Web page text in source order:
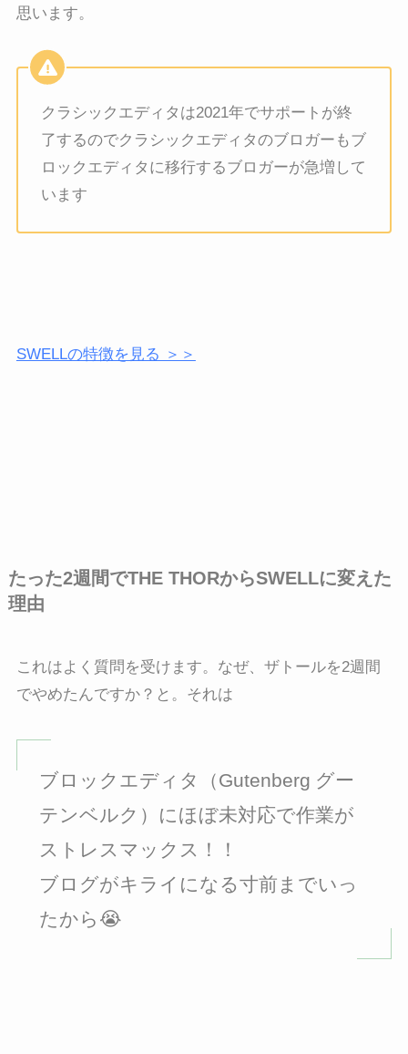
思います。
クラシックエディタは2021年でサポートが終
了するのでクラシックエディタのブロガーもブ
ロックエディタに移行するブロガーが急増して
います
SWELLの特徴を見る ＞＞
たった2週間でTHE THORからSWELLに変えた
理由
これはよく質問を受けます。なぜ、ザトールを2週間
でやめたんですか？と。それは
ブロックエディタ（Gutenberg グー
テンベルク）にほぼ未対応で作業が
ストレスマックス！！
ブログがキライになる寸前までいっ
たから😭